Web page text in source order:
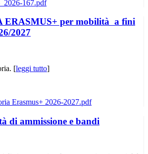
ERASMUS+ per mobilità a fini
2027
[leggi tutto]
di ammissione e bandi